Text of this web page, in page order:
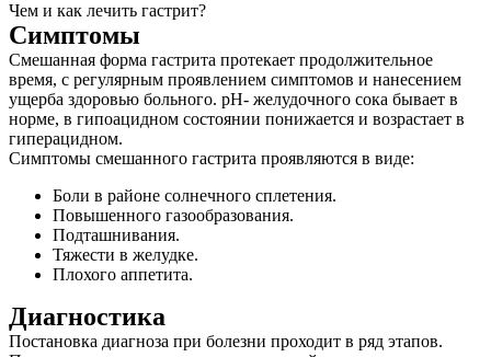
Чем и как лечить гастрит?
Симптомы
Смешанная форма гастрита протекает продолжительное
время, с регулярным проявлением симптомов и нанесением
ущерба здоровью больного. pH- желудочного сока бывает в
норме, в гипоацидном состоянии понижается и возрастает в
гиперацидном.
Симптомы смешанного гастрита проявляются в виде:
Боли в районе солнечного сплетения.
Повышенного газообразования.
Подташнивания.
Тяжести в желудке.
Плохого аппетита.
Диагностика
Постановка диагноза при болезни проходит в ряд этапов.